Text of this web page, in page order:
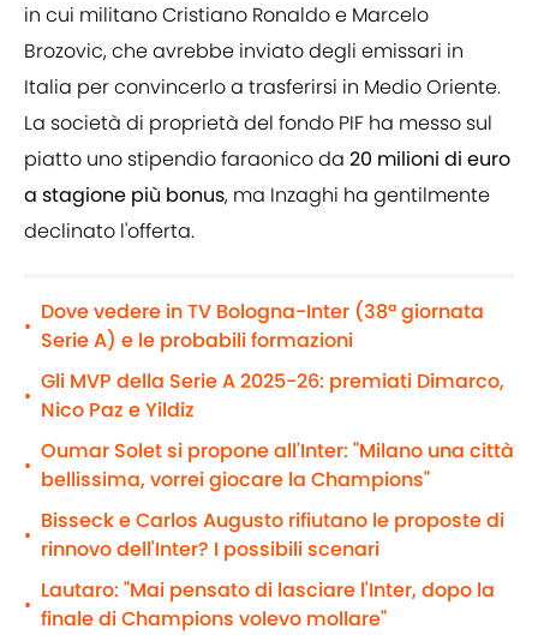
in cui militano Cristiano Ronaldo e Marcelo
Brozovic, che avrebbe inviato degli emissari in
Italia per convincerlo a trasferirsi in Medio Oriente.
La società di proprietà del fondo PIF ha messo sul
piatto uno stipendio faraonico da 20 milioni di euro
a stagione più bonus, ma Inzaghi ha gentilmente
declinato l'offerta.
•
Dove vedere in TV Bologna-Inter (38ª giornata
Serie A) e le probabili formazioni
•
Gli MVP della Serie A 2025-26: premiati Dimarco,
Nico Paz e Yildiz
•
Oumar Solet si propone all'Inter: "Milano una città
bellissima, vorrei giocare la Champions"
•
Bisseck e Carlos Augusto rifiutano le proposte di
rinnovo dell'Inter? I possibili scenari
•
Lautaro: "Mai pensato di lasciare l'Inter, dopo la
finale di Champions volevo mollare"